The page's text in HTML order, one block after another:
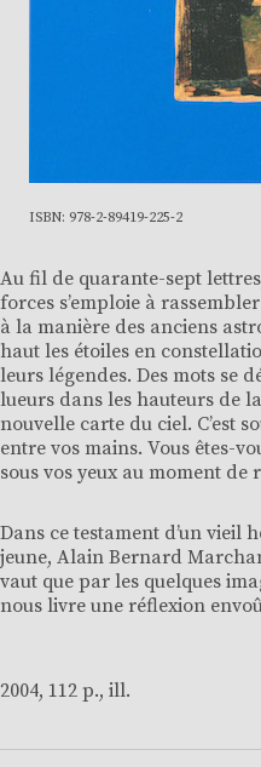
ISBN: 978-2-89419-225-2
Au fil de quarante-sept
forces s’emploie à
à la manière des anciens
haut les étoiles en
leurs légendes. Des mots se
lueurs dans les hauteurs de
nouvelle carte du ciel. C’est
entre vos mains. Vous êtes-
sous vos yeux au moment
Dans ce testament d’un vieil
jeune, Alain Bernard
vaut que par les quelques
nous livre une réflexion
2004, 112 p., ill.